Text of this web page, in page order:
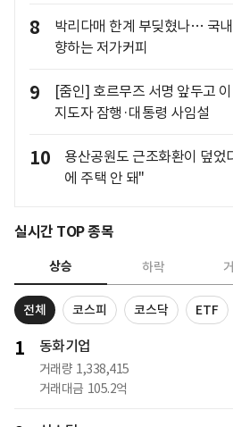
8
박리다매 한계 부딪혔나… 국
향하는 저가커피
9
[줌인] 호르무즈 서명 앞두고
지도자 잠행·대통령 사임설
10
용산공원도 근조화환이 덮
에 주택 안 돼"
실시간 TOP 종목
상승 하락
전체 코스피 코스닥 ETF
1 동화기업
거래량 1,338,415
거래대금 105.2억